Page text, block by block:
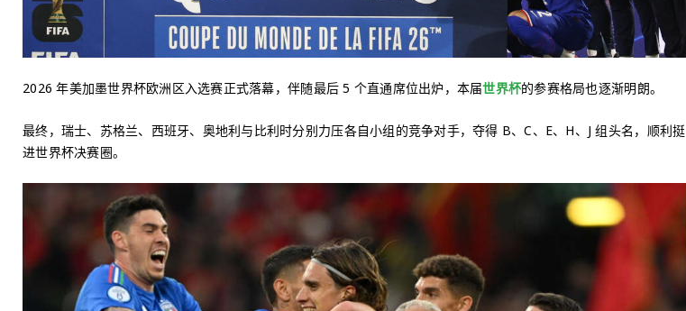
2026 年美加墨世界杯欧洲区入选赛正式落幕，伴随最后 5 个直通席位出炉，本届世界杯的参赛格局也逐渐明朗。
最终，瑞士、苏格兰、西班牙、奥地利与比利时分别力压各自小组的竞争对手，夺得 B、C、E、H、J 组头名，顺利挺
进世界杯决赛圈。